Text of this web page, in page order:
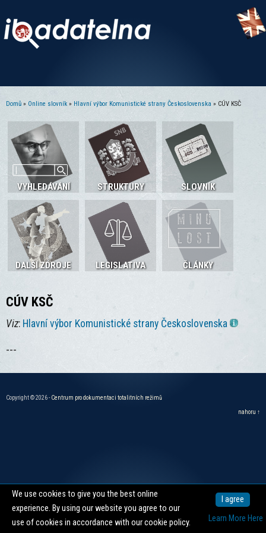
Domů » Online slovník » Hlavní výbor Komunistické strany Československa » CÚV KSČ
VYHLEDÁVÁNÍ STRUKTURY SLOVNÍK
DALŠÍ ZDROJE LEGISLATIVA ČLÁNKY
CÚV KSČ
Viz: Hlavní výbor Komunistické strany Československa
---
Copyright © 2026 -Centrum pro dokumentaci totalitních režimů
nahoru ↑
We use cookies to give you the best online
experience. By using our website you agree to our
use of cookies in accordance with our cookie policy.
I agree
Learn More Here